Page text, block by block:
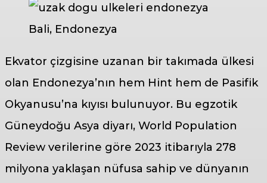
Bali, Endonezya
Ekvator çizgisine uzanan bir takımada ülkesi
olan Endonezya’nın hem Hint hem de Pasifik
Okyanusu’na kıyısı bulunuyor. Bu egzotik
Güneydoğu Asya diyarı, World Population
Review verilerine göre 2023 itibarıyla 278
milyona yaklaşan nüfusa sahip ve dünyanın